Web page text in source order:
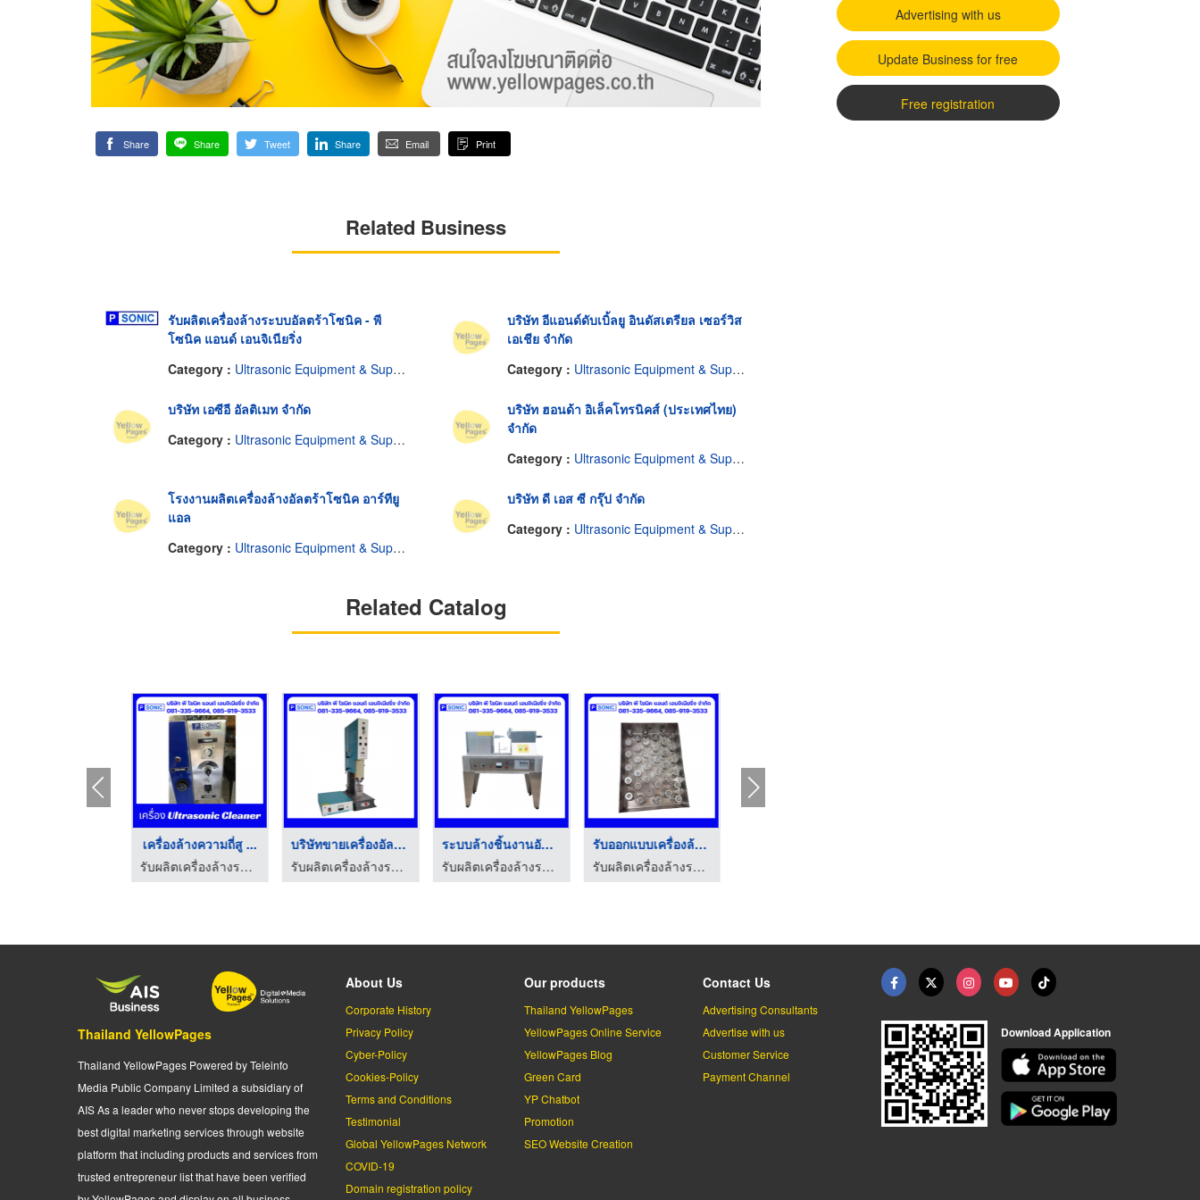
Share Share Tweet Share Email Print
Related Business
รับผลิตเครื่องล้างระบบอัลตร้าโซนิค - พี
โซนิค แอนด์ เอนจิเนียริ่ง
Category : Ultrasonic Equipment & Supplies
บริษัท อีแอนด์ดับเบิ้ลยู อินดัสเตรียล เซอร์วิส
เอเชีย จำกัด
Category : Ultrasonic Equipment & Supplies
บริษัท เอซีอี อัลติเมท จำกัด
Category : Ultrasonic Equipment & Supplies
บริษัท ฮอนด้า อิเล็คโทรนิคส์ (ประเทศไทย)
จำกัด
Category : Ultrasonic Equipment & Supplies
โรงงานผลิตเครื่องล้างอัลตร้าโซนิค อาร์ทียู
แอล
Category : Ultrasonic Equipment & Supplies
บริษัท ดี เอส ซี กรุ๊ป จำกัด
Category : Ultrasonic Equipment & Supplies
Related Catalog
เครื่องล้างความถี่สู ...
รับผลิตเครื่องล้างระบบอัลตร้าโซนิค - พี โซนิค แอนด์ เอนจิเนียริ่ง
บริษัทขายเครื่องอัลต ...
รับผลิตเครื่องล้างระบบอัลตร้าโซนิค - พี โซนิค แอนด์ เอนจิเนียริ่ง
ระบบล้างชิ้นงานอัลตร ...
รับผลิตเครื่องล้างระบบอัลตร้าโซนิค - พี โซนิค แอนด์ เอนจิเนียริ่ง
รับออกแบบเครื่องล้าง ...
รับผลิตเครื่องล้างระบบอัลตร้าโซนิค - พี โซนิค แอนด์ เอนจิเนียริ่ง
Advertising with us
Update Business for free
Free registration
Thailand YellowPages
Thailand YellowPages Powered by Teleinfo
Media Public Company Limited a subsidiary of
AIS As a leader who never stops developing the
best digital marketing services through website
platform that including products and services from
trusted entrepreneur list that have been verified
About Us
Corporate History
Privacy Policy
Cyber-Policy
Cookies-Policy
Terms and Conditions
Testimonial
Global YellowPages Network
COVID-19
Domain registration policy
Our products
Thailand YellowPages
YellowPages Online Service
YellowPages Blog
Green Card
YP Chatbot
Promotion
SEO Website Creation
Contact Us
Advertising Consultants
Advertise with us
Customer Service
Payment Channel
Download Application